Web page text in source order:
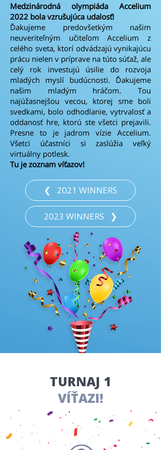
Medzinárodná olympiáda Accelium
2022 bola vzrušujúca udalosť!
Ďakujeme predovšetkým našim
neuveriteľným učiteľom Accelium z
celého sveta, ktorí odvádzajú vynikajúcu
prácu nielen v príprave na túto súťaž, ale
celý rok investujú úsilie do rozvoja
mladých myslí budúcnosti. Ďakujeme
našim mladým hráčom. Tou
najúžasnejšou vecou, ​​ktorej sme boli
svedkami, bolo odhodlanie, vytrvalosť a
oddanosť hre, ktorú ste všetci prejavili.
Presne to je jadrom vízie Accelium.
Všetci účastníci si zaslúžia veľký
virtuálny potlesk.
Tu je zoznam víťazov!
❮⠀2021 WINNERS
2023 WINNERS⠀❯
TURNAJ 1
VÍŤAZI!